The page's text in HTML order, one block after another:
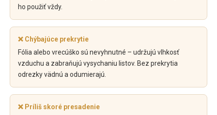
ho použiť vždy.
❌ Chýbajúce prekrytie
Fólia alebo vrecúško sú nevyhnutné – udržujú vlhkosť
vzduchu a zabraňujú vysychaniu listov. Bez prekrytia
odrezky vädnú a odumierajú.
❌ Príliš skoré presadenie